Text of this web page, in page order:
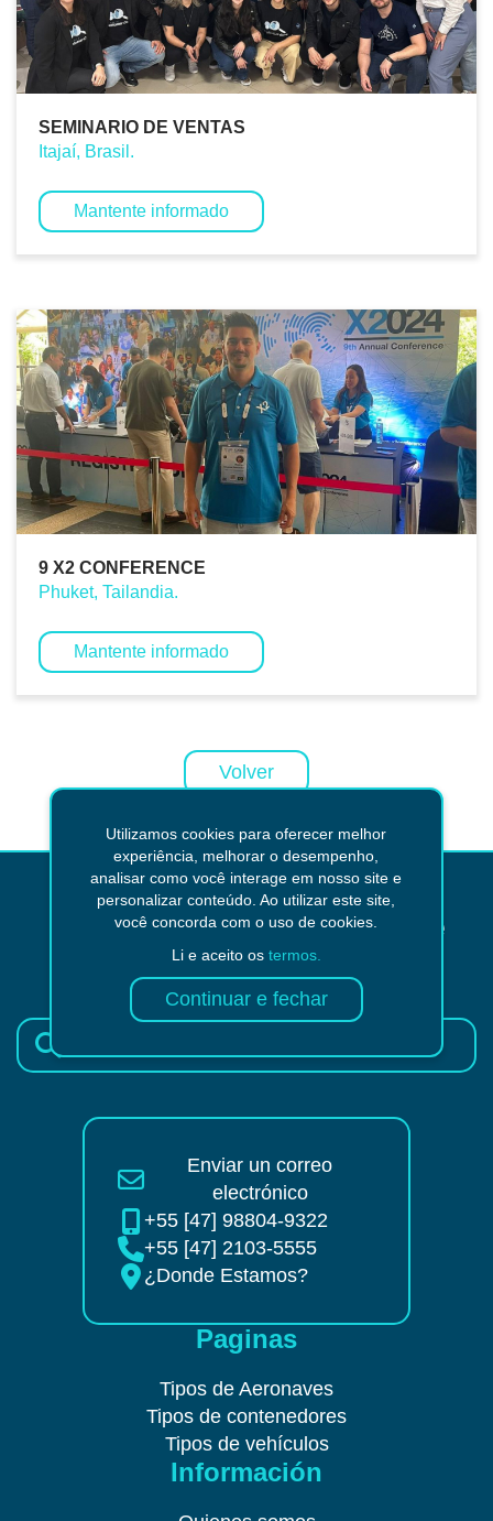
SEMINARIO DE VENTAS
Itajaí, Brasil.
Mantente informado
9 X2 CONFERENCE
Phuket, Tailandia.
Mantente informado
Volver
¿No encontraste lo que
estabas buscando?
Enviar un correo
electrónico
+55 [47] 98804-9322
+55 [47] 2103-5555
¿Donde Estamos?
Paginas
Tipos de Aeronaves
Tipos de contenedores
Tipos de vehículos
Información
Utilizamos cookies para oferecer melhor
experiência, melhorar o desempenho,
analisar como você interage em nosso site e
personalizar conteúdo. Ao utilizar este site,
você concorda com o uso de cookies.
Li e aceito os termos.